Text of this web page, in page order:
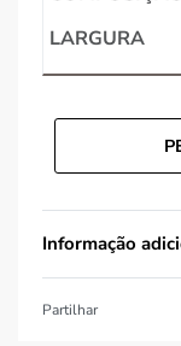
Informação
Partilhar